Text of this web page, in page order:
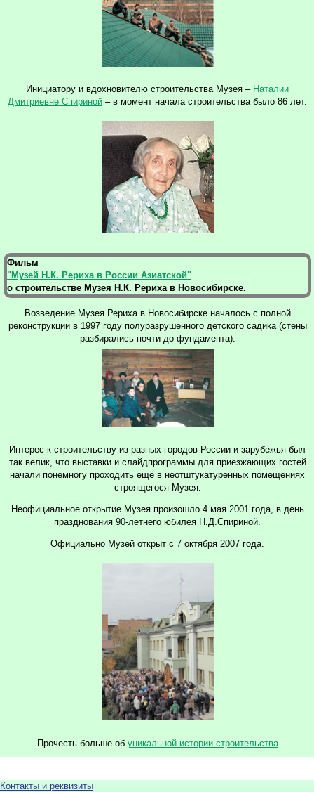
Инициатору и вдохновителю строительства Музея – Наталии
Дмитриевне Спириной – в момент начала строительства было 86 лет.
Фильм
"Музей Н.К. Рериха в России Азиатской"
о строительстве Музея Н.К. Рериха в Новосибирске.
Возведение Музея Рериха в Новосибирске началось с полной
реконструкции в 1997 году полуразрушенного детского садика (стены
разбирались почти до фундамента).
Интерес к строительству из разных городов России и зарубежья был
так велик, что выставки и слайдпрограммы для приезжающих гостей
начали понемногу проходить ещё в неотштукатуренных помещениях
строящегося Музея.
Неофициальное открытие Музея произошло 4 мая 2001 года, в день
празднования 90-летнего юбилея Н.Д.Спириной.
Официально Музей открыт с 7 октября 2007 года.
Прочесть больше об уникальной истории строительства
Контакты и реквизиты